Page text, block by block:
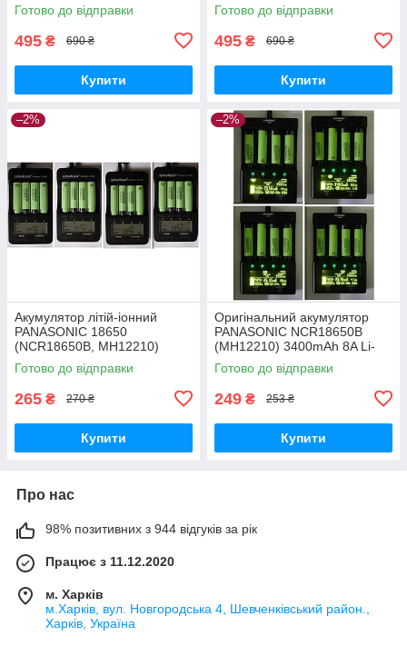
Готово до відправки
495 ₴ 690 ₴
Купити
Готово до відправки
495 ₴ 690 ₴
Купити
–2%
Акумулятор літій-іонний
PANASONIC 18650
(NCR18650B, MH12210)
3400mAh, 8A, Li-Ion, ЯПОНІЯ
Готово до відправки
265 ₴ 270 ₴
Купити
–2%
Оригінальний акумулятор
PANASONIC NCR18650B
(MH12210) 3400mAh 8A Li-
Ion Japan, Original
Готово до відправки
249 ₴ 253 ₴
Купити
Про нас
98% позитивних з 944 відгуків за рік
Працює з 11.12.2020
м. Харків
м.Харків, вул. Новгородська 4, Шевченківський район.,
Харків, Україна